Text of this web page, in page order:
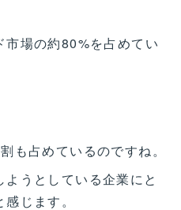
市場の約80%を占めてい
も占めているのですね。
うとしている企業にと
じます。